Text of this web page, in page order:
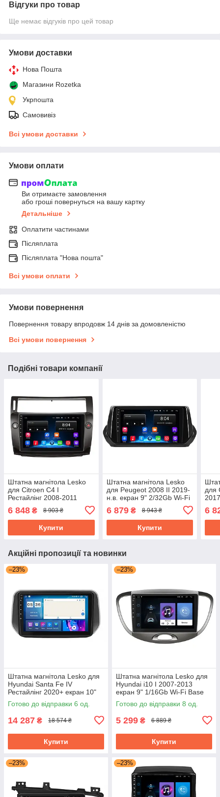
Відгуки про товар
Ще немає відгуків про цей товар
Умови доставки
Нова Пошта
Магазини Rozetka
Укрпошта
Самовивіз
Всі умови доставки
Умови оплати
Ви отримаєте замовлення
або гроші повернуться на вашу картку
Детальніше
Оплатити частинами
Післяплата
Післяплата "Нова пошта"
Всі умови оплати
Умови повернення
Повернення товару впродовж 14 днів за домовленістю
Всі умови повернення
Подібні товари компанії
Штатна магнітола Lesko
для Citroen C4 I
Рестайлінг 2008-2011
екран 9" 2/32Gb Wi-Fi GPS
Base Ситроен
6 848 ₴ 8 903 ₴
Купити
Штатна магнітола Lesko
для Peugeot 2008 II 2019-
н.в. екран 9" 2/32Gb Wi-Fi
6 879₴ 8 943 ₴
Купити
для
6
Акційні пропозиції та новинки
–23%
Штатна магнітола Lesko для
Hyundai Santa Fe IV
Рестайлінг 2020+ екран 10"
4/64Gb CarPlay 4G Wi-Fi GPS
Prime
Готово до відправки 6 од.
14 287 ₴ 18 574 ₴
Купити
–23%
Штатна магнітола Lesko для
Hyundai i10 I 2007-2013
екран 9" 1/16Gb Wi-Fi Base
Хюндай Android
Готово до відправки 8 од.
5 299 ₴ 6 889 ₴
Купити
–23% –23%